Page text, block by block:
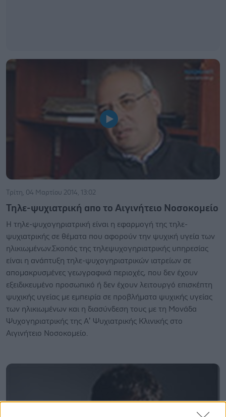
Τρίτη, 04 Μαρτίου 2014, 13:02
Τηλε-ψυχιατρική απο το Αιγινήτειο Νοσοκομείο
Η τηλε-ψυχογηριατρική είναι η εφαρμογή της τηλε-
ψυχιατρικής σε θέματα που αφορούν την ψυχική υγεία των
ηλικιωμένων.Σκοπός της τηλεψυχογηριατρικής υπηρεσίας
είναι η ανάπτυξη τηλε-ψυχογηριατρικών ιατρείων σε
απομακρυσμένες γεωγραφικά περιοχές, που δεν έχουν
εξειδικευμένο προσωπικό ή δεν έχουν λειτουργό επισκέπτη
ψυχικής υγείας με εμπειρία σε προβλήματα ψυχικής υγείας
των ηλικιωμένων και η διασύνδεση τους με τη Μονάδα
Ψυχογηριατρικής της Αʼ Ψυχιατρικής Κλινικής στο
Αιγινήτειο Νοσοκομείο.